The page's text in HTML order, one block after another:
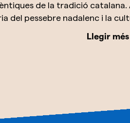
de la tradició
del pessebre nadalenc i la
és perfecta per als
castanyes rostides i el
col·lecció de pessebres o
en la tradició del caganer,
Llegir més